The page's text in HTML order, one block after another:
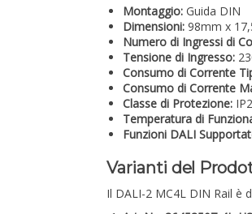
Montaggio: Guida DIN
Dimensioni: 98mm x
Numero di Ingressi di
Tensione di Ingresso:
Consumo di Corrente
Consumo di Corrente
Classe di Protezione:
Temperatura di
Funzioni DALI
Varianti del
Il DALI-2 MC4L DIN Rail è